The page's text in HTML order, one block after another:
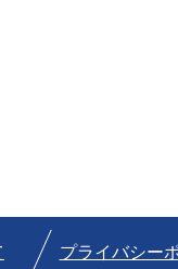
プライバシー